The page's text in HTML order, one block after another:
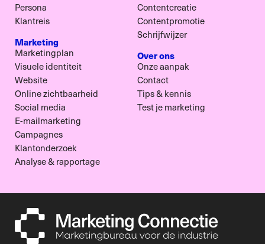
Persona
Klantreis
Marketing
Marketingplan
Visuele identiteit
Website
Online zichtbaarheid
Social media
E-mailmarketing
Campagnes
Klantonderzoek
Analyse & rapportage
Contentcreatie
Contentpromotie
Schrijfwijzer
Over ons
Onze aanpak
Contact
Tips & kennis
Test je marketing